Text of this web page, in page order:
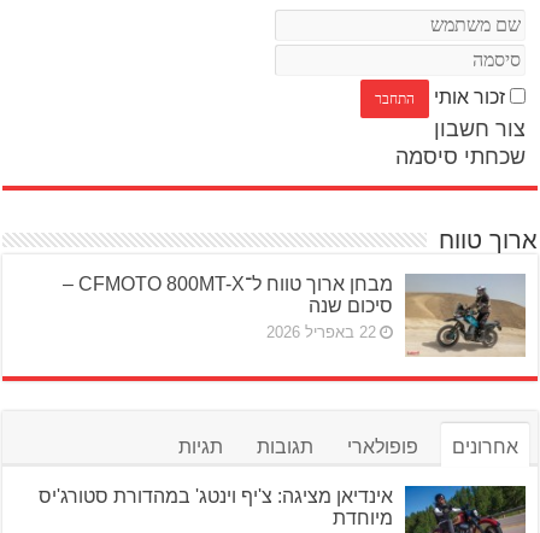
זכור אותי
צור חשבון
שכחתי סיסמה
ארוך טווח
מבחן ארוך טווח ל־CFMOTO 800MT-X –
סיכום שנה
22 באפריל 2026
אחרונים פופולארי תגובות תגיות
אינדיאן מציגה: צ'יף וינטג' במהדורת סטורג'יס
מיוחדת